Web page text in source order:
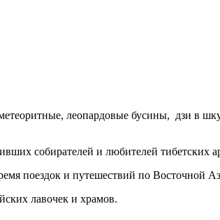
леопардовые бусины, дзи в
собирателей и любителей тибетских
поездок и путешествий по Восточной
лавочек и храмов.